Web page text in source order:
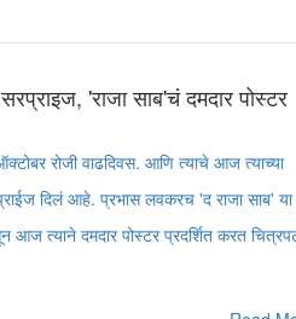
'राजा साब'चं दमदार पोस्टर
रोजी वाढदिवस. आणि त्याचे आज त्याच्या
दिलं आहे. प्रभास लवकरच 'द राजा साब' या
त्याने दमदार पोस्टर प्रदर्शित करत